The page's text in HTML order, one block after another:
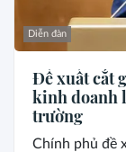
Diễn đàn
Đề xuất cắt
kinh doanh
trường
Chính phủ đề